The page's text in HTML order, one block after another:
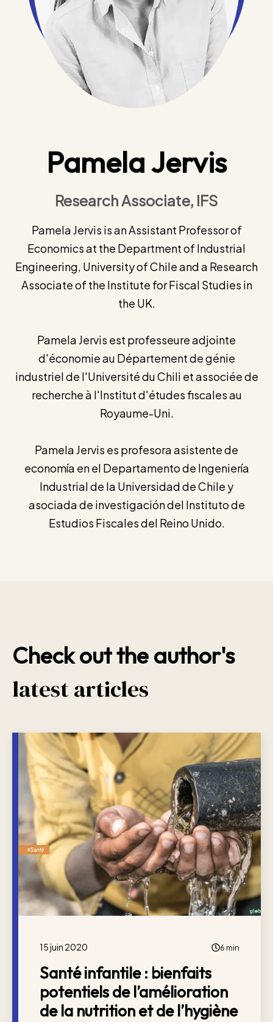
Pamela Jervis
Research Associate, IFS
Pamela Jervis is an Assistant Professor of
Economics at the Department of Industrial
Engineering, University of Chile and a Research
Associate of the Institute for Fiscal Studies in
the UK.
Pamela Jervis est professeure adjointe
d'économie au Département de génie
industriel de l'Université du Chili et associée de
recherche à l'Institut d'études fiscales au
Royaume-Uni.
Pamela Jervis es profesora asistente de
economía en el Departamento de Ingeniería
Industrial de la Universidad de Chile y
asociada de investigación del Instituto de
Estudios Fiscales del Reino Unido.
Check out the author's
latest articles
15 juin 2020 6 min
Santé infantile : bienfaits
potentiels de l’amélioration
de la nutrition et de l’hygiène